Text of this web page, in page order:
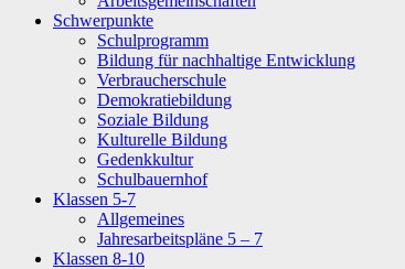
Schwerpunkte
Schulprogramm
Bildung für nachhaltige Entwicklung
Verbraucherschule
Demokratiebildung
Soziale Bildung
Kulturelle Bildung
Gedenkkultur
Schulbauernhof
Klassen 5-7
Allgemeines
Jahresarbeitspläne 5 – 7
Klassen 8-10